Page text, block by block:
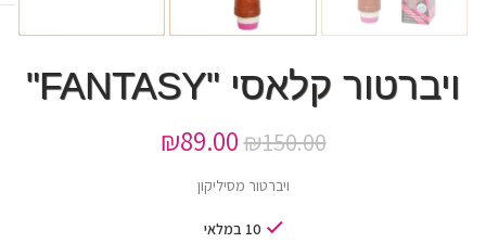
ויברטור קלאסי "FANTASY"
₪150.00
₪89.00
ויברטור מסיליקון
10 במלאי